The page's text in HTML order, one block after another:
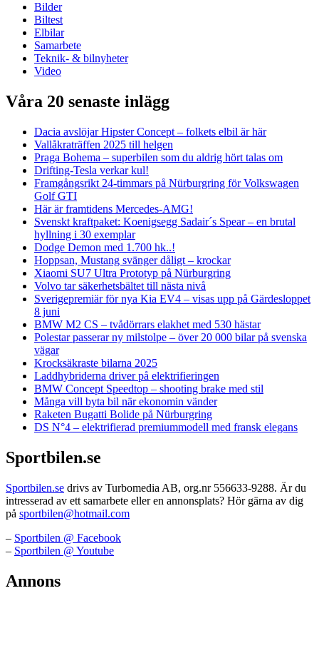
Bilder
Biltest
Elbilar
Samarbete
Teknik- & bilnyheter
Video
Våra 20 senaste inlägg
Dacia avslöjar Hipster Concept – folkets elbil är här
Vallåkraträffen 2025 till helgen
Praga Bohema – superbilen som du aldrig hört talas om
Drifting-Tesla verkar kul!
Framgångsrikt 24-timmars på Nürburgring för Volkswagen
Golf GTI
Här är framtidens Mercedes-AMG!
Svenskt kraftpaket: Koenigsegg Sadair´s Spear – en brutal
hyllning i 30 exemplar
Dodge Demon med 1.700 hk..!
Hoppsan, Mustang svänger dåligt – krockar
Xiaomi SU7 Ultra Prototyp på Nürburgring
Volvo tar säkerhetsbältet till nästa nivå
Sverigepremiär för nya Kia EV4 – visas upp på Gärdesloppet
8 juni
BMW M2 CS – tvådörrars elakhet med 530 hästar
Polestar passerar ny milstolpe – över 20 000 bilar på svenska
vägar
Krocksäkraste bilarna 2025
Laddhybriderna driver på elektrifieringen
BMW Concept Speedtop – shooting brake med stil
Många vill byta bil när ekonomin vänder
Raketen Bugatti Bolide på Nürburgring
DS N°4 – elektrifierad premiummodell med fransk elegans
Sportbilen.se
Sportbilen.se drivs av Turbomedia AB, org.nr 556633-9288. Är du
intresserad av ett samarbete eller en annonsplats? Hör gärna av dig
på sportbilen@hotmail.com
– Sportbilen @ Facebook
– Sportbilen @ Youtube
Annons